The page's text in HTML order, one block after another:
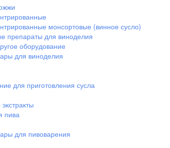
монсортовые (винное сусло)
препараты для виноделия
оборудование
для виноделия
для приготовления сусла
пива
для пивоварения